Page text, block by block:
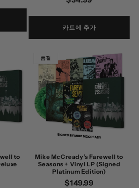
카트에 추가
to
품절
Mike McCready’s Farewell to
Seasons + Vinyl LP (Signed
Platinum Edition)
정
$149.99